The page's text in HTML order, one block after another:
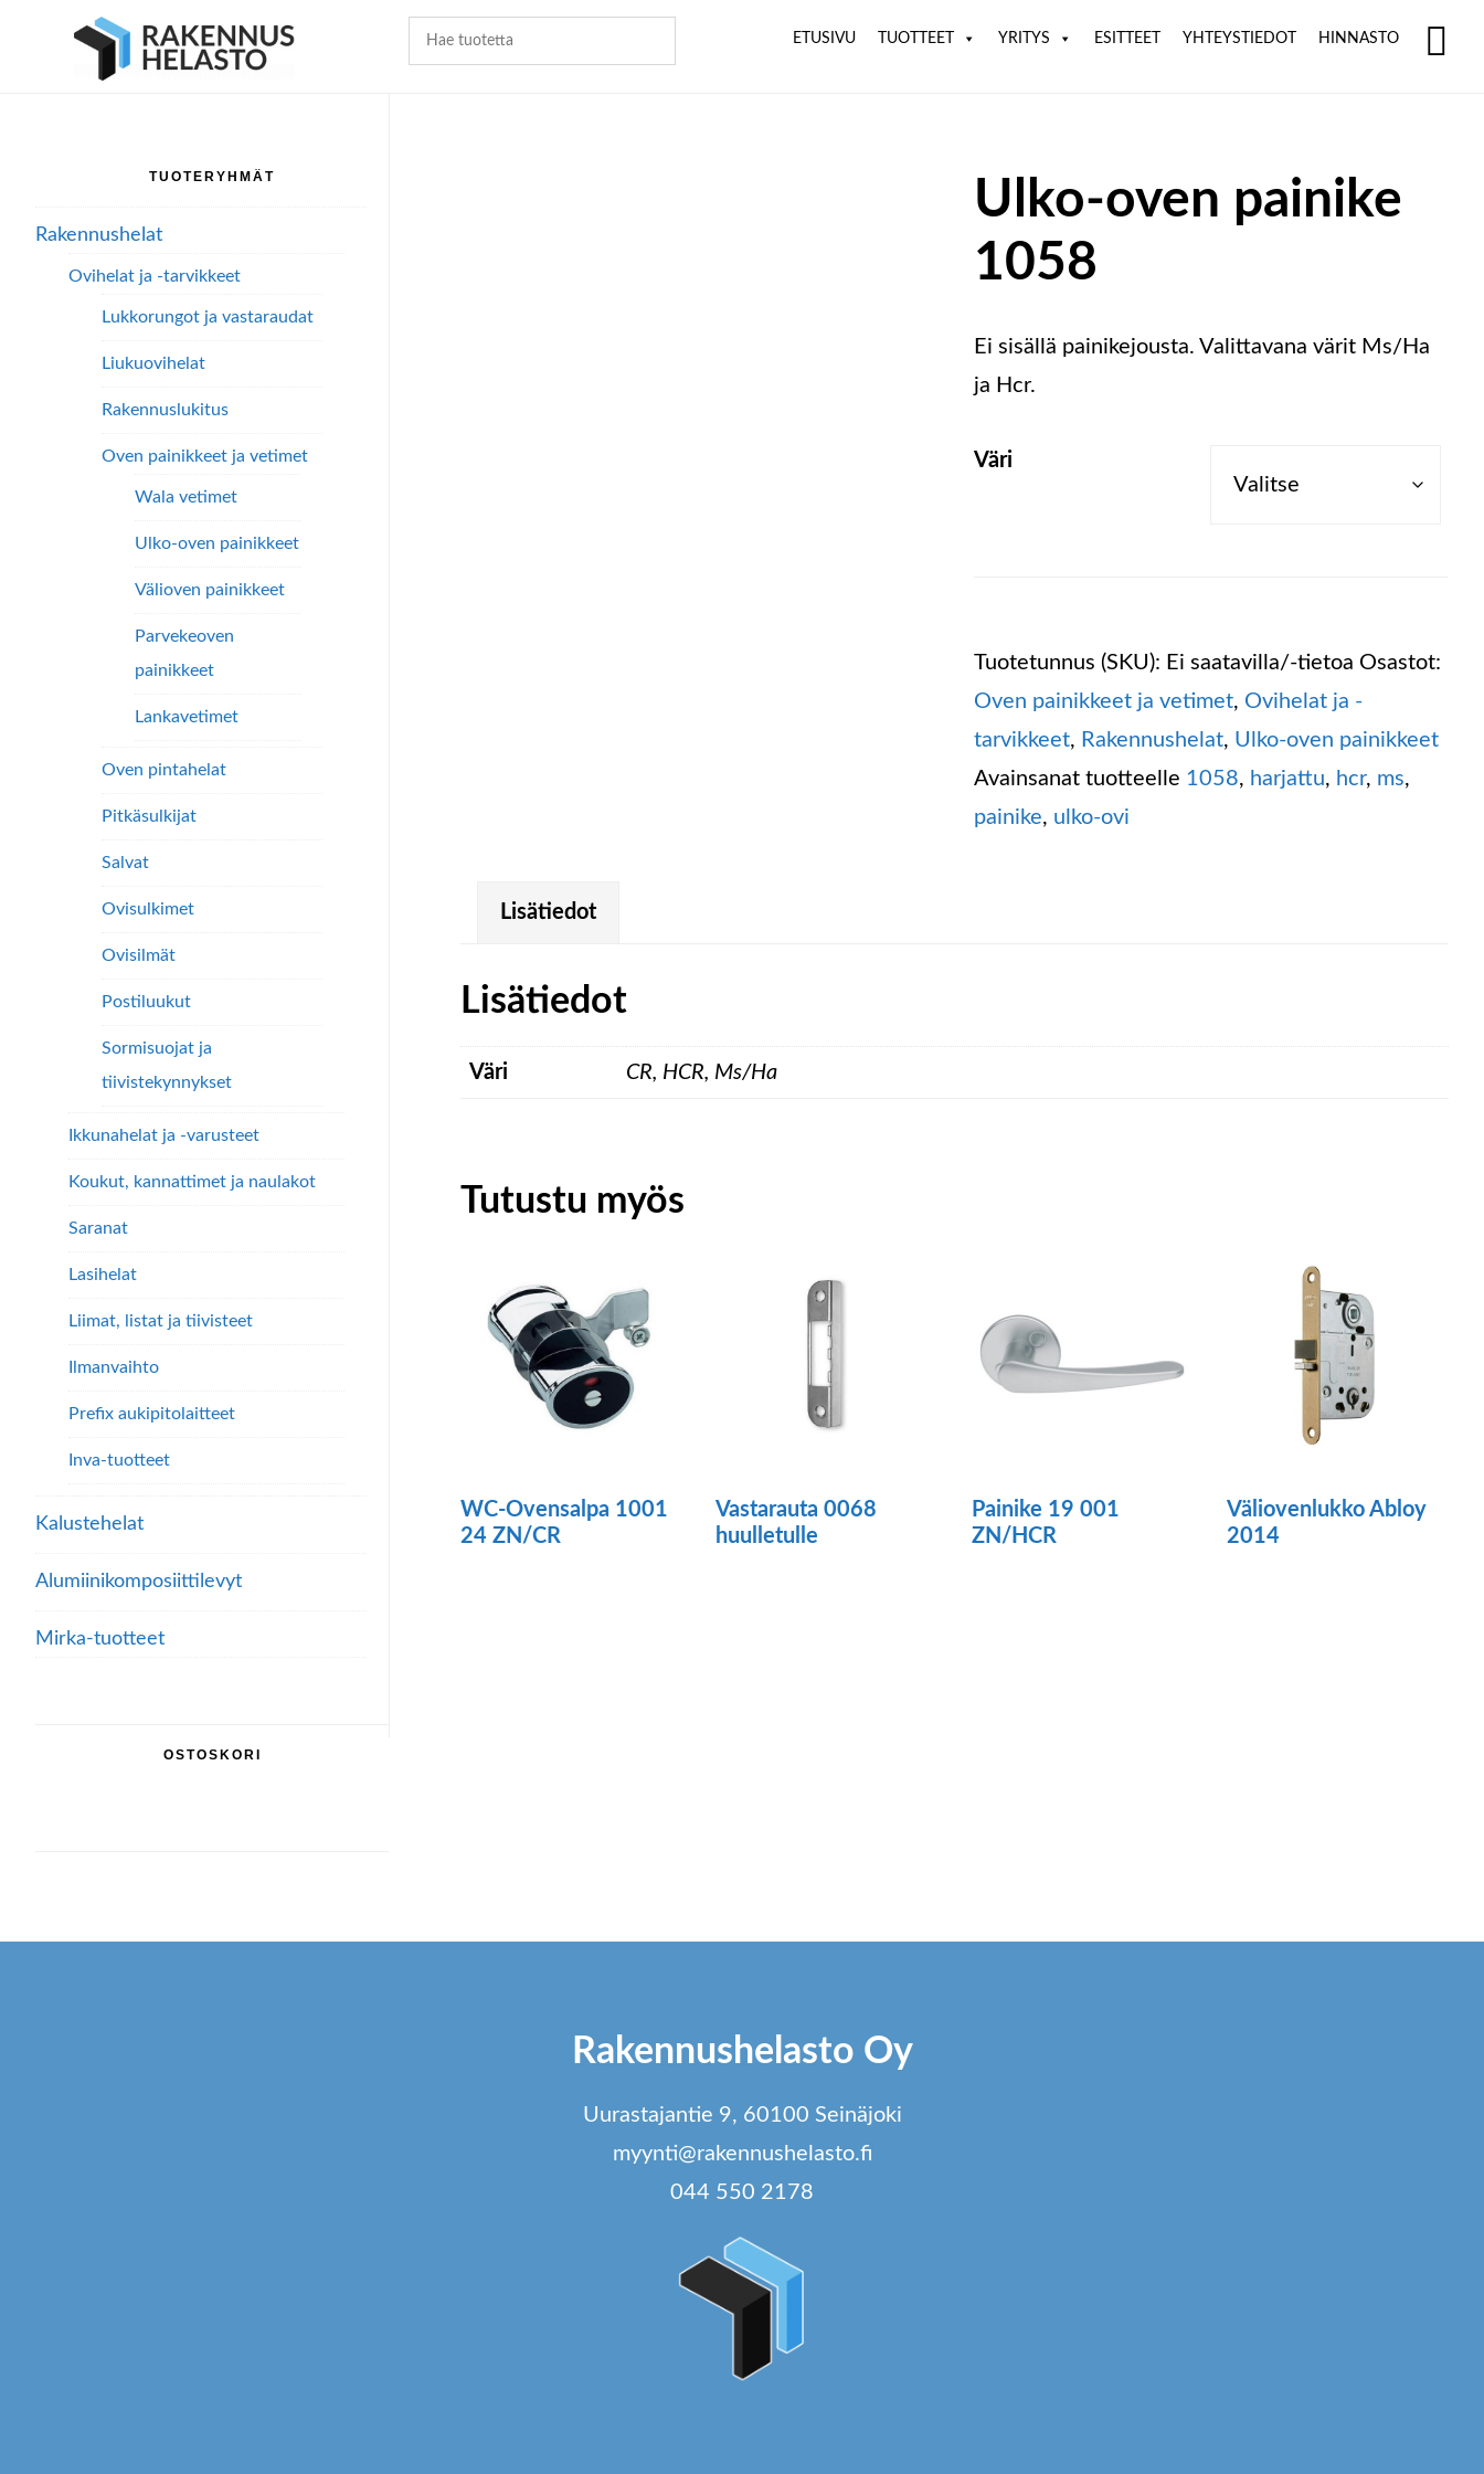
pääsisältöön
ensisijaiseen
alatunnisteeseen
ETUSIVU TUOTTEET YRITYS ESITTEET YHTEYSTIEDOT HINNASTO
Ulko-oven painike
1058
Ei sisällä painikejousta. Valittavana värit Ms/Ha
ja Hcr.
Väri
Tuotetunnus (SKU): Ei saatavilla/-tietoa Osastot:
Oven painikkeet ja vetimet, Ovihelat ja -
tarvikkeet, Rakennushelat, Ulko-oven painikkeet
Avainsanat tuotteelle 1058, harjattu, hcr, ms,
painike, ulko-ovi
Lisätiedot
Lisätiedot
Väri CR, HCR, Ms/Ha
Tutustu myös
WC-Ovensalpa 1001
24 ZN/CR
Vastarauta 0068
huulletulle
Painike 19 001
ZN/HCR
Väliovenlukko Abloy
2014
Ensisijainen
sivupalkki
TUOTERYHMÄT
Rakennushelat
Ovihelat ja -tarvikkeet
Lukkorungot ja vastaraudat
Liukuovihelat
Rakennuslukitus
Oven painikkeet ja vetimet
Wala vetimet
Ulko-oven painikkeet
Välioven painikkeet
Parvekeoven
painikkeet
Lankavetimet
Oven pintahelat
Pitkäsulkijat
Salvat
Ovisulkimet
Ovisilmät
Postiluukut
Sormisuojat ja
tiivistekynnykset
Ikkunahelat ja -varusteet
Koukut, kannattimet ja naulakot
Saranat
Lasihelat
Liimat, listat ja tiivisteet
Ilmanvaihto
Prefix aukipitolaitteet
Inva-tuotteet
Kalustehelat
Alumiini­komposiitti­levyt
Mirka-tuotteet
OSTOSKORI
Rakennushelasto Oy
Uurastajantie 9, 60100 Seinäjoki
myynti@rakennushelasto.fi
044 550 2178